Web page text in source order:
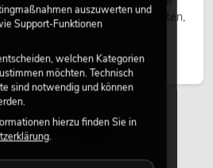
werden bei Festivals, Stadtfesten,
und
eingesetzt.
Artikel
auszuwerten und
Support-Funktionen
welchen Kategorien
möchten. Technisch
sind notwendig und können
hierzu finden Sie in
.